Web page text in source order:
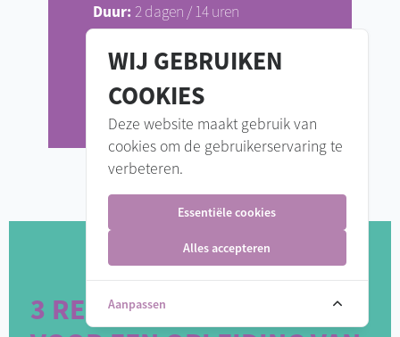
Duur: 2 dagen / 14 uren
INFO & INSCHRIJVEN
3 REDENEN OM TE KIEZEN
WIJ GEBRUIKEN
COOKIES
Deze website maakt gebruik van
cookies om de gebruikerservaring te
verbeteren.
Essentiële cookies
Alles accepteren
Aanpassen